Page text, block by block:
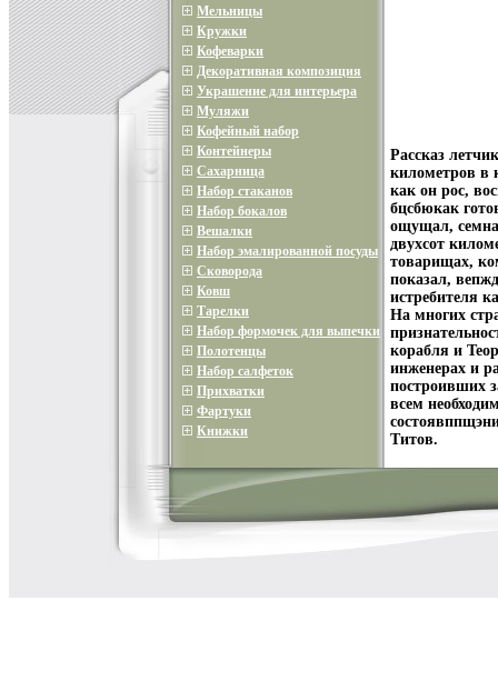
Мельницы
Кружки
Кофеварки
Декоративная композиция
Украшение для интерьера
Муляжи
Кофейный набор
Контейнеры
Сахарница
Набор стаканов
Набор бокалов
Вешалки
Набор эмалированной посуды
Сковорода
Ковш
Тарелки
Набор формочек для выпечки
Полотенцы
Набор салфеток
Прихватки
Фартуки
Книжки
Рассказ
километров в
как он рос,
бцсбюкак
ощущал,
двухсот
товарищах,
показал,
истребителя
На многих
корабля и
инженерах и
построивших
всем
Титов.